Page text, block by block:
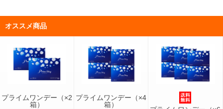
オススメ商品
プライムワンデー（×2
箱）
プライムワンデー（×4
箱）